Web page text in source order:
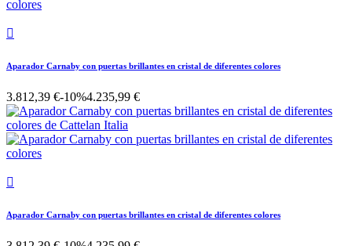

Aparador Carnaby con puertas brillantes en cristal de diferentes colores
3.812,39 €-10%4.235,99 €

Aparador Carnaby con puertas brillantes en cristal de diferentes colores